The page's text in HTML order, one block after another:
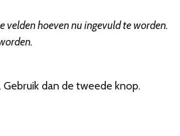
hoeven nu ingevuld te worden.
dan de tweede knop.